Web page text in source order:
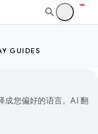
GUIDES
成您偏好的语言。AI 翻